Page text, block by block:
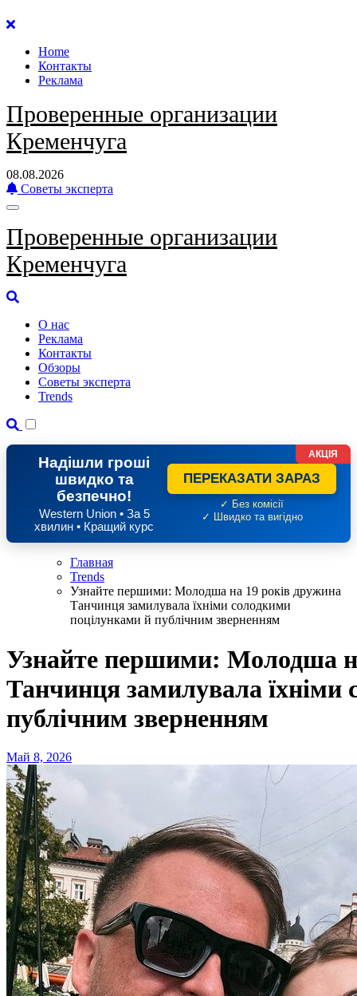
Перейти
содержанию
Home
Контакты
Реклама
Проверенные организации
Кременчуга
08.08.2026
Советы эксперта
Проверенные организации
Кременчуга
О нас
Реклама
Контакты
Обзоры
Советы эксперта
Trends
Надішли гроші
швидко та
безпечно!
Western Union • За 5
хвилин • Кращий курс
ПЕРЕКАЗАТИ ЗАРАЗ
✓ Без комісії
✓ Швидко та вигідно
АКЦІЯ
Главная
Trends
Узнайте першими: Молодша на 19 років дружина
Танчинця замилувала їхніми солодкими
поцілунками й публічним зверненням
Узнайте першими: Молодша
Танчинця замилувала їхніми
публічним зверненням
Май 8, 2026